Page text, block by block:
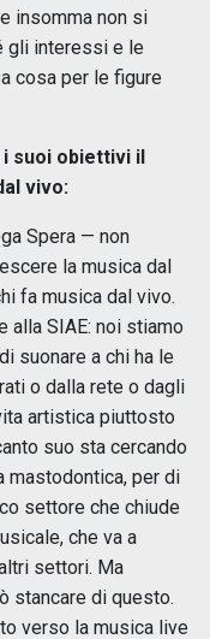
insomma non si
gli interessi e le
cosa per le figure
suoi obiettivi il
vivo:
Spera — non
la musica dal
fa musica dal vivo.
alla SIAE: noi stiamo
suonare a chi ha le
o dalla rete o dagli
artistica piuttosto
suo sta cercando
mastodontica, per di
settore che chiude
che va a
settori. Ma
stancare di questo.
verso la musica live